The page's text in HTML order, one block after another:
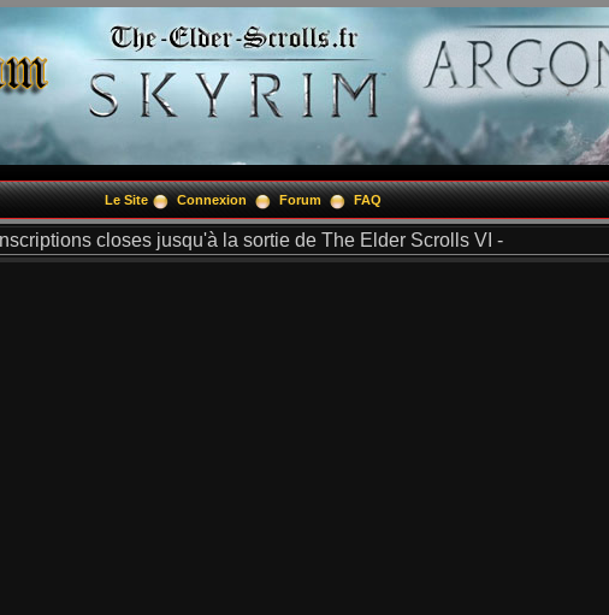
Le Site Connexion Forum FAQ
closes jusqu'à la sortie de The Elder Scrolls VI -